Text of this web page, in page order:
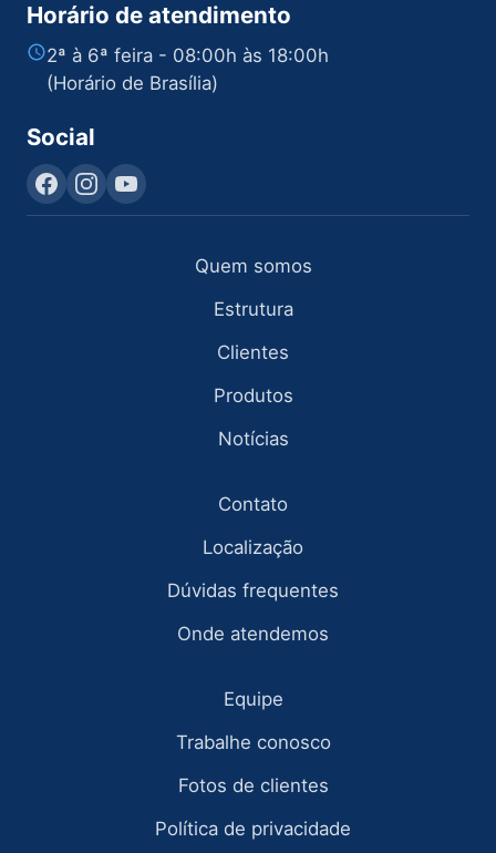
Horário de atendimento
2ª à 6ª feira - 08:00h às 18:00h
(Horário de Brasília)
Social
Quem somos
Estrutura
Clientes
Produtos
Notícias
Contato
Localização
Dúvidas frequentes
Onde atendemos
Equipe
Trabalhe conosco
Fotos de clientes
Política de privacidade